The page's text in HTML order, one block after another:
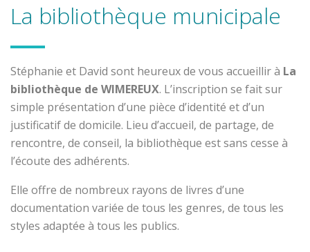
La bibliothèque municipale
Stéphanie et David sont heureux de vous accueillir à La
bibliothèque de WIMEREUX. L’inscription se fait sur
simple présentation d’une pièce d’identité et d’un
justificatif de domicile. Lieu d’accueil, de partage, de
rencontre, de conseil, la bibliothèque est sans cesse à
l’écoute des adhérents.
Elle offre de nombreux rayons de livres d’une
documentation variée de tous les genres, de tous les
styles adaptée à tous les publics.